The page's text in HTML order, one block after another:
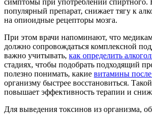
популярный препарат, снижает тягу к
на опиоидные рецепторы мозга.
При этом врачи напоминают, что
должно сопровождаться комплексной
важно учитывать, как определить
стадиях, чтобы подобрать подходящий
полезно понимать, какие витамины после
организму быстрее восстановиться.
повышает эффективность терапии и
Для выведения токсинов из организма,